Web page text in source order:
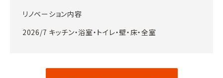
リノベーション内容
2026/7 キッチン・浴室・トイレ・壁・床・全室